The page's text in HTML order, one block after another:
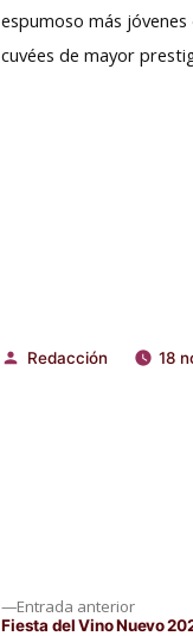
espumoso más jóvenes
cuvées de mayor
Publicado
Redacción 18
Entrada anteriorEntrada
Fiesta del Vino Nuevo